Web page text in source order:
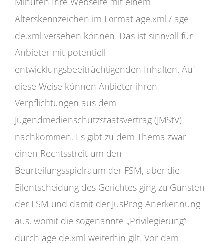
Alterskennzeichen im Format age.xml / age-
de.xml versehen können. Das ist sinnvoll für
Anbieter mit potentiell
entwicklungsbeeiträchtigenden Inhalten. Auf
diese Weise können Anbieter ihren
Verpflichtungen aus dem
Jugendmedienschutzstaatsvertrag (JMStV)
nachkommen. Es gibt zu dem Thema zwar
einen Rechtsstreit um den
Beurteilungsspielraum der FSM, aber die
Eilentscheidung des Gerichtes ging zu Gunsten
der FSM und damit der JusProg-Anerkennung
aus, womit die sogenannte „Privilegierung“
durch age-de.xml weiterhin gilt. Vor dem